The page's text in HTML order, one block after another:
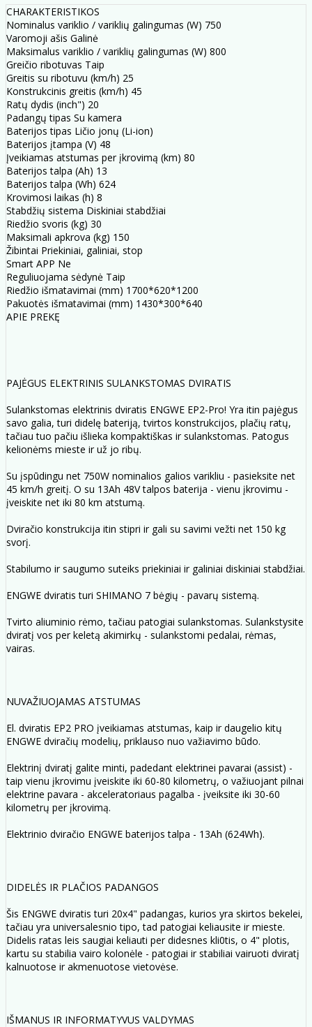
CHARAKTERISTIKOS
Nominalus variklio / variklių galingumas (W) 750
Varomoji ašis Galinė
Maksimalus variklio / variklių galingumas (W) 800
Greičio ribotuvas Taip
Greitis su ribotuvu (km/h) 25
Konstrukcinis greitis (km/h) 45
Ratų dydis (inch") 20
Padangų tipas Su kamera
Baterijos tipas Ličio jonų (Li-ion)
Baterijos įtampa (V) 48
Įveikiamas atstumas per įkrovimą (km) 80
Baterijos talpa (Ah) 13
Baterijos talpa (Wh) 624
Krovimosi laikas (h) 8
Stabdžių sistema Diskiniai stabdžiai
Riedžio svoris (kg) 30
Maksimali apkrova (kg) 150
Žibintai Priekiniai, galiniai, stop
Smart APP Ne
Reguliuojama sėdynė Taip
Riedžio išmatavimai (mm) 1700*620*1200
Pakuotės išmatavimai (mm) 1430*300*640
APIE PREKĘ
PAJĖGUS ELEKTRINIS SULANKSTOMAS DVIRATIS
Sulankstomas elektrinis dviratis ENGWE EP2-Pro! Yra itin pajėgus
savo galia, turi didelę bateriją, tvirtos konstrukcijos, plačių ratų,
tačiau tuo pačiu išlieka kompaktiškas ir sulankstomas. Patogus
kelionėms mieste ir už jo ribų.
Su įspūdingu net 750W nominalios galios varikliu - pasieksite net
45 km/h greitį. O su 13Ah 48V talpos baterija - vienu įkrovimu -
įveiskite net iki 80 km atstumą.
Dviračio konstrukcija itin stipri ir gali su savimi vežti net 150 kg
svorį.
Stabilumo ir saugumo suteiks priekiniai ir galiniai diskiniai stabdžiai.
ENGWE dviratis turi SHIMANO 7 bėgių - pavarų sistemą.
Tvirto aliuminio rėmo, tačiau patogiai sulankstomas. Sulankstysite
dviratį vos per keletą akimirkų - sulankstomi pedalai, rėmas,
vairas.
NUVAŽIUOJAMAS ATSTUMAS
El. dviratis EP2 PRO įveikiamas atstumas, kaip ir daugelio kitų
ENGWE dviračių modelių, priklauso nuo važiavimo būdo.
Elektrinį dviratį galite minti, padedant elektrinei pavarai (assist) -
taip vienu įkrovimu įveiskite iki 60-80 kilometrų, o važiuojant pilnai
elektrine pavara - akceleratoriaus pagalba - įveiksite iki 30-60
kilometrų per įkrovimą.
Elektrinio dviračio ENGWE baterijos talpa - 13Ah (624Wh).
DIDELĖS IR PLAČIOS PADANGOS
Šis ENGWE dviratis turi 20x4" padangas, kurios yra skirtos bekelei,
tačiau yra universalesnio tipo, tad patogiai keliausite ir mieste.
Didelis ratas leis saugiai keliauti per didesnes kli0tis, o 4" plotis,
kartu su stabilia vairo kolonėle - patogiai ir stabiliai vairuoti dviratį
kalnuotose ir akmenuotose vietovėse.
IŠMANUS IR INFORMATYVUS VALDYMAS